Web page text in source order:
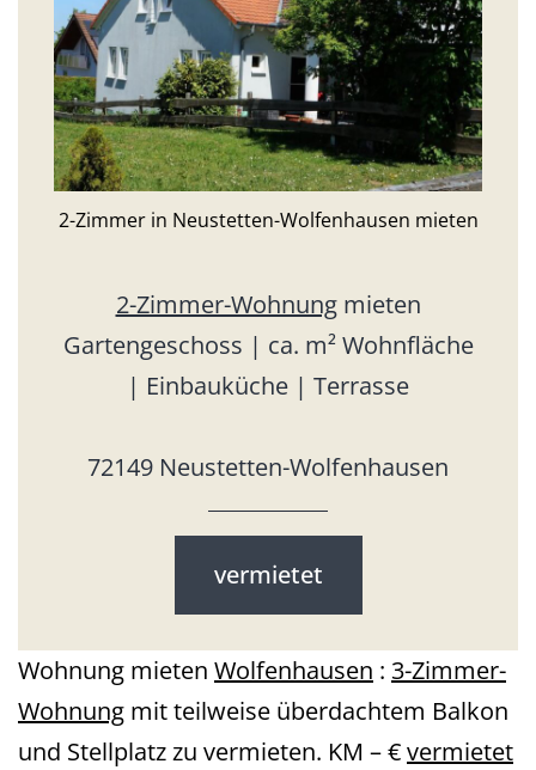
2-Zimmer in Neustetten-Wolfenhausen mieten
2-Zimmer-Wohnungmieten
Gartengeschoss | ca. m² Wohnfläche
| Einbauküche | Terrasse
72149 Neustetten-Wolfenhausen
vermietet
Wohnung mieten Wolfenhausen : 3-Zimmer-
Wohnung mit teilweise überdachtem Balkon
und Stellplatz zu vermieten. KM – €vermietet